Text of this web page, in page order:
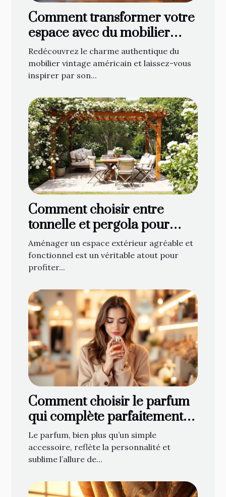
Comment transformer votre
espace avec du mobilier
vintage américain ?
Redécouvrez le charme authentique du
mobilier vintage américain et laissez-vous
inspirer par son...
Comment choisir entre
tonnelle et pergola pour
optimiser votre espace
extérieur ?
Aménager un espace extérieur agréable et
fonctionnel est un véritable atout pour
profiter...
Comment choisir le parfum
qui complète parfaitement
votre style ?
Le parfum, bien plus qu’un simple
accessoire, reflète la personnalité et
sublime l’allure de...